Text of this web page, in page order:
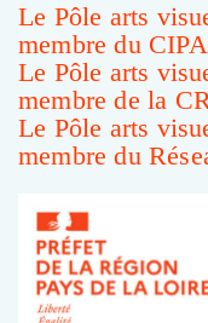
Le Pôle arts
membre du
Le Pôle arts
membre de la
Le Pôle arts
membre du